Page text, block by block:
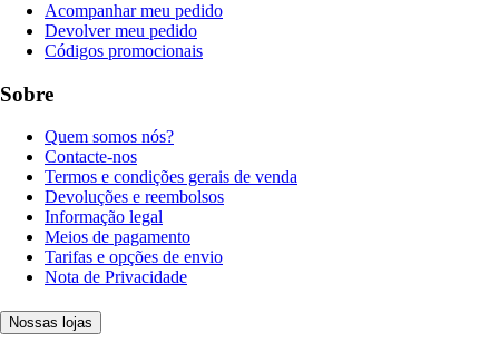
Acompanhar meu pedido
Devolver meu pedido
Códigos promocionais
Sobre
Quem somos nós?
Contacte-nos
Termos e condições gerais de venda
Devoluções e reembolsos
Informação legal
Meios de pagamento
Tarifas e opções de envio
Nota de Privacidade
Nossas lojas